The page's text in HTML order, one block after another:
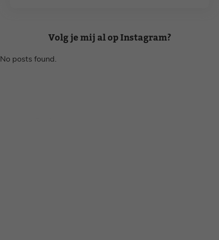
Volg je mij al op Instagram?
No posts found.